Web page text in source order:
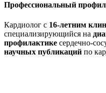
Профессиональный
Кардиолог с 16-летним
специализирующийся на
профилактике сердечно-
научных публикаций по